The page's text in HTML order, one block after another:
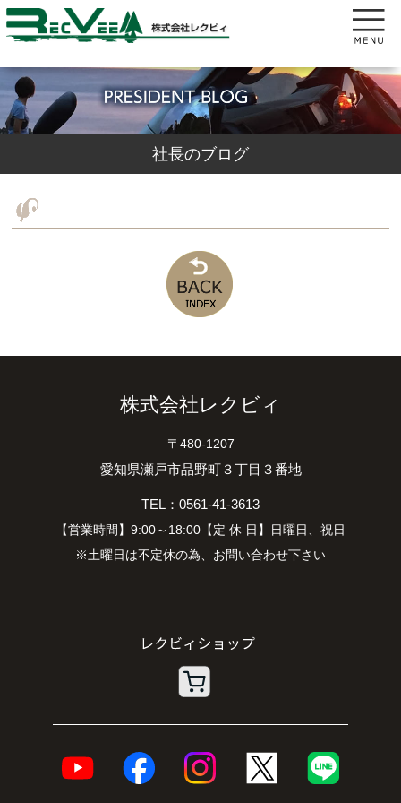
社長のブログ
株式会社レクビィ
〒480-1207
愛知県瀬戸市品野町３丁目３番地
TEL：0561-41-3613
【営業時間】9:00～18:00【定 休 日】日曜日、祝日
※土曜日は不定休の為、お問い合わせ下さい